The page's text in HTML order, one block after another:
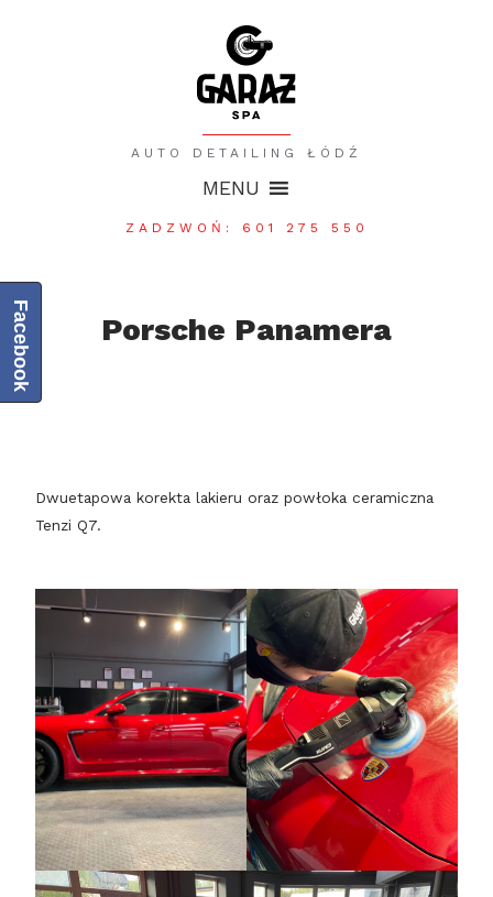
AUTO DETAILING ŁÓDŹ
MENU
ZADZWOŃ: 601 275 550
Porsche Panamera
Dwuetapowa korekta lakieru oraz powłoka ceramiczna
Tenzi Q7.
Facebook